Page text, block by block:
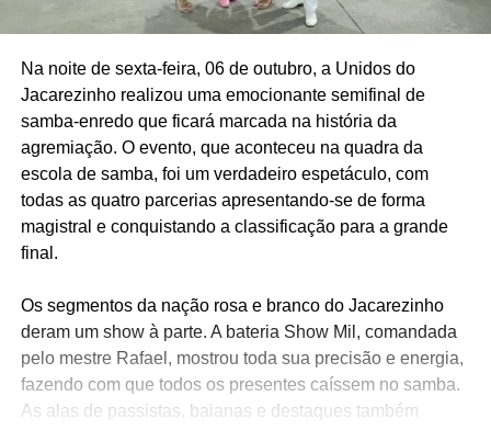
Na noite de sexta-feira, 06 de outubro, a Unidos do
Jacarezinho realizou uma emocionante semifinal de
samba-enredo que ficará marcada na história da
agremiação. O evento, que aconteceu na quadra da
escola de samba, foi um verdadeiro espetáculo, com
todas as quatro parcerias apresentando-se de forma
magistral e conquistando a classificação para a grande
final.
Os segmentos da nação rosa e branco do Jacarezinho
deram um show à parte. A bateria Show Mil, comandada
pelo mestre Rafael, mostrou toda sua precisão e energia,
fazendo com que todos os presentes caíssem no samba.
As alas de passistas, baianas e destaques também